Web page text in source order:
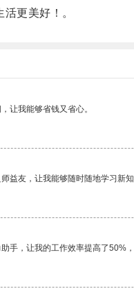
更美好！。
让我能够省钱又省心。
益友，让我能够随时随地学习新知
手，让我的工作效率提高了50%